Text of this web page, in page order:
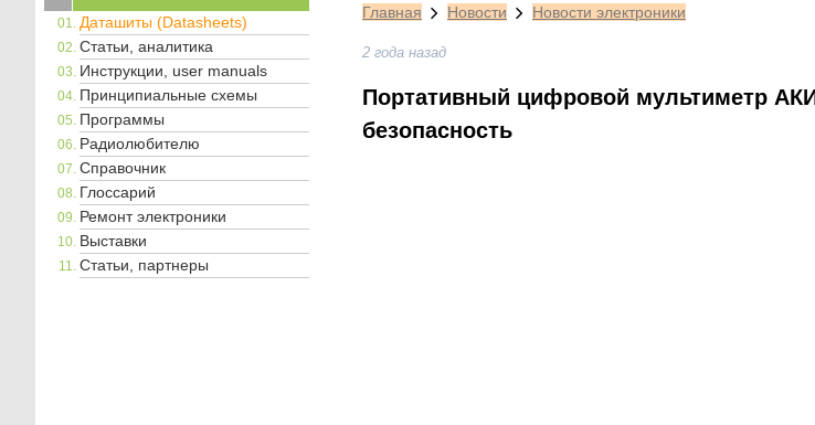
Даташиты (Datasheets)
Статьи, аналитика
Инструкции, user manuals
Принципиальные схемы
Программы
Радиолюбителю
Справочник
Глоссарий
Ремонт электроники
Выставки
Статьи, партнеры
Главная Новости Новости электроники
2 года назад
Портативный цифровой мультиметр
безопасность